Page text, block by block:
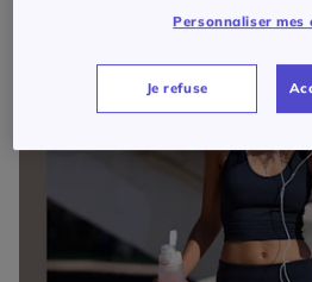
Personnaliser mes
Je refuse